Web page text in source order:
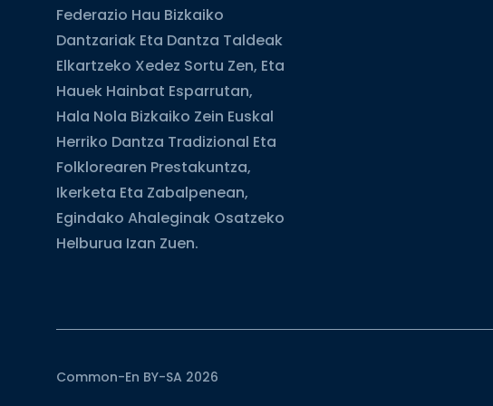
Federazio Hau Bizkaiko
Dantzariak Eta Dantza Taldeak
Elkartzeko Xedez Sortu Zen, Eta
Hauek Hainbat Esparrutan,
Hala Nola Bizkaiko Zein Euskal
Herriko Dantza Tradizional Eta
Folklorearen Prestakuntza,
Ikerketa Eta Zabalpenean,
Egindako Ahaleginak Osatzeko
Helburua Izan Zuen.
Common-En BY-SA 2026